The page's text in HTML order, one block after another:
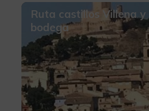
Ruta castillos Villena y
bodega